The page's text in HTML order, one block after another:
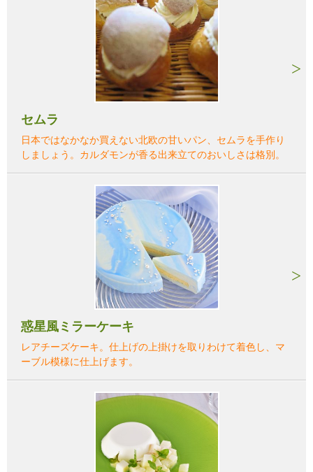
セムラ
日本ではなかなか買えない北欧の甘いパン、セムラを手作り
しましょう。カルダモンが香る出来立てのおいしさは格別。
惑星風ミラーケーキ
レアチーズケーキ。仕上げの上掛けを取りわけて着色し、マ
ーブル模様に仕上げます。